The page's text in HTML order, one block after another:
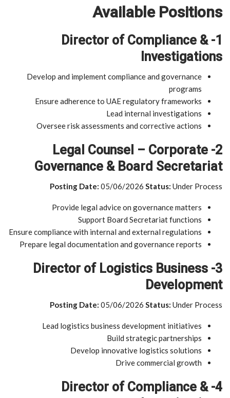
Available Positions
1- Director of Compliance &
Investigations
Develop and implement compliance and governance
programs
Ensure adherence to UAE regulatory frameworks
Lead internal investigations
Oversee risk assessments and corrective actions
2- Legal Counsel – Corporate
Governance & Board Secretariat
Posting Date: 05/06/2026 Status: Under Process
Provide legal advice on governance matters
Support Board Secretariat functions
Ensure compliance with internal and external regulations
Prepare legal documentation and governance reports
3- Director of Logistics Business
Development
Posting Date: 05/06/2026 Status: Under Process
Lead logistics business development initiatives
Build strategic partnerships
Develop innovative logistics solutions
Drive commercial growth
4- Director of Compliance &